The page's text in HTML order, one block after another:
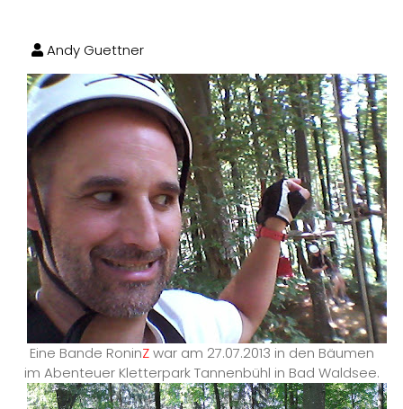
Andy Guettner
Eine Bande RoninZwar am 27.07.2013 in den Bäumen
im Abenteuer Kletterpark Tannenbühl in Bad Waldsee.